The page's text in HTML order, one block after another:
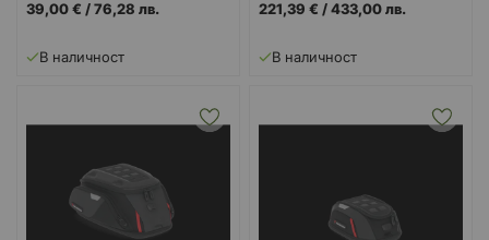
39,00 € /76,28 лв.
В наличност
221,39 € /433,00 лв.
В наличност